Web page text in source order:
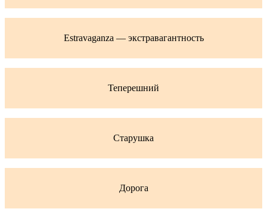
Estravaganza — экстравагантность
Теперешний
Старушка
Дорога